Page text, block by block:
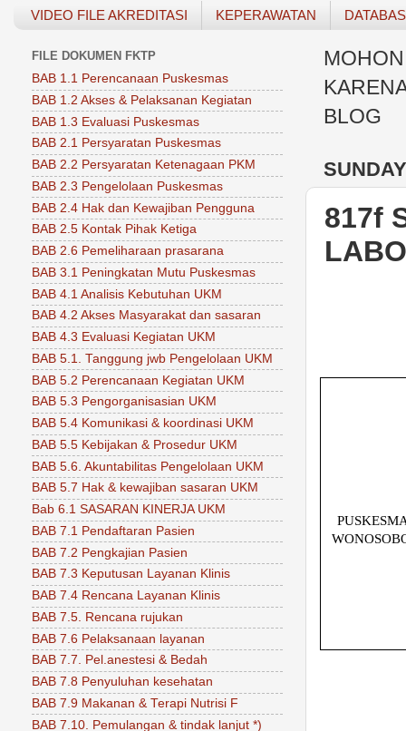
VIDEO FILE AKREDITASI KEPERAWATAN
BLOG
817f
FILE DOKUMEN FKTP
BAB 1.1 Perencanaan Puskesmas
BAB 1.2 Akses & Pelaksanan Kegiatan
BAB 1.3 Evaluasi Puskesmas
BAB 2.1 Persyaratan Puskesmas
BAB 2.2 Persyaratan Ketenagaan PKM
BAB 2.3 Pengelolaan Puskesmas
BAB 2.4 Hak dan Kewajiban Pengguna
BAB 2.5 Kontak Pihak Ketiga
BAB 2.6 Pemeliharaan prasarana
BAB 3.1 Peningkatan Mutu Puskesmas
BAB 4.1 Analisis Kebutuhan UKM
BAB 4.2 Akses Masyarakat dan sasaran
BAB 4.3 Evaluasi Kegiatan UKM
BAB 5.1. Tanggung jwb Pengelolaan UKM
BAB 5.2 Perencanaan Kegiatan UKM
BAB 5.3 Pengorganisasian UKM
BAB 5.4 Komunikasi & koordinasi UKM
BAB 5.5 Kebijakan & Prosedur UKM
BAB 5.6. Akuntabilitas Pengelolaan UKM
BAB 5.7 Hak & kewajiban sasaran UKM
Bab 6.1 SASARAN KINERJA UKM
BAB 7.1 Pendaftaran Pasien
BAB 7.2 Pengkajian Pasien
BAB 7.3 Keputusan Layanan Klinis
BAB 7.4 Rencana Layanan Klinis
BAB 7.5. Rencana rujukan
BAB 7.6 Pelaksanaan layanan
BAB 7.7. Pel.anestesi & Bedah
BAB 7.8 Penyuluhan kesehatan
BAB 7.9 Makanan & Terapi Nutrisi F
BAB 7.10. Pemulangan & tindak lanjut *)